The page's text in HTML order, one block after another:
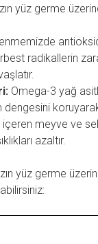
yüz germe
radikallerin
Omega-3 yağ
meyve ve
azaltır.
yüz germe